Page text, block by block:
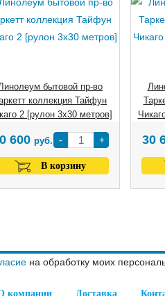
бытовой пр-во
коллекция Тайфун
2 [рулон 3х30 метров]
- +
600 руб.
В корзину
30
компании Доставка
на обработку моих